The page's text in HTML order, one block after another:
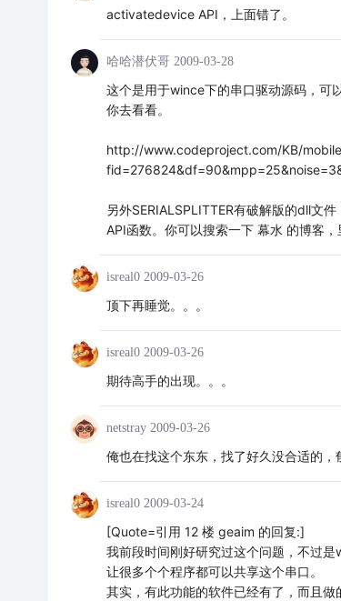
activatedevice API，上面错了。
哈哈潜伏哥 2009-03-28
这个是用于wince下的串口驱动源码，可
你去看看。
http://www.codeproject.com/KB/
另外SERIALSPLITTER有破解版的dll文
API函数。你可以搜索一下 幕水 的博客，
isreal0 2009-03-26
顶下再睡觉。。。
isreal0 2009-03-26
期待高手的出现。。。
netstray 2009-03-26
俺也在找这个东东，找了好久没合适的，
isreal0 2009-03-24
[Quote=引用 12 楼 geaim 的回复:]
我前段时间刚好研究过这个问题，不过
让很多个个程序都可以共享这个串口。
其实，有此功能的软件已经有了，而且